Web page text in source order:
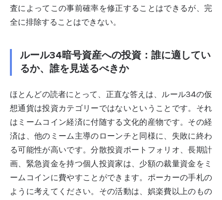
査によってこの事前確率を修正することはできるが、完
全に排除することはできない。
ルール34暗号資産への投資：誰に適してい
るか、誰を見送るべきか
ほとんどの読者にとって、正直な答えは、ルール34の仮
想通貨は投資カテゴリーではないということです。それ
はミームコイン経済に付随する文化的産物です。その経
済は、他のミーム主導のローンチと同様に、失敗に終わ
る可能性が高いです。分散投資ポートフォリオ、長期計
画、緊急資金を持つ個人投資家は、少額の裁量資金をミ
ームコインに費やすことができます。ポーカーの手札の
ように考えてください。その活動は、娯楽費以上のもの